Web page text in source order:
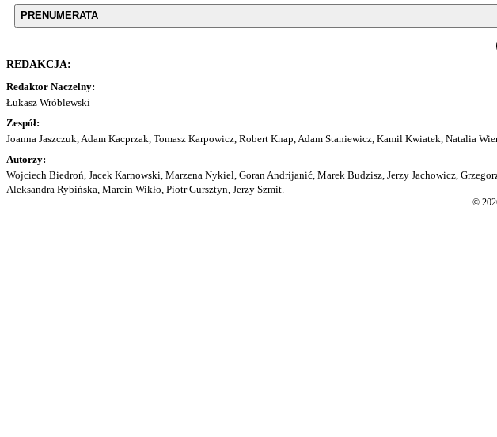
PRENUMERATA
REDAKCJA:
Redaktor Naczelny:
Łukasz Wróblewski
Zespół:
Joanna Jaszczuk, Adam Kacprzak, Tomasz Karpowicz, Robert Knap, Adam Staniewicz, Kamil Kwiatek, Natalia
Autorzy:
Wojciech Biedroń, Jacek Karnowski, Marzena Nykiel, Goran Andrijanić, Marek Budzisz, Jerzy Jachowicz,
Aleksandra Rybińska, Marcin Wikło, Piotr Gursztyn, Jerzy Szmit.
©